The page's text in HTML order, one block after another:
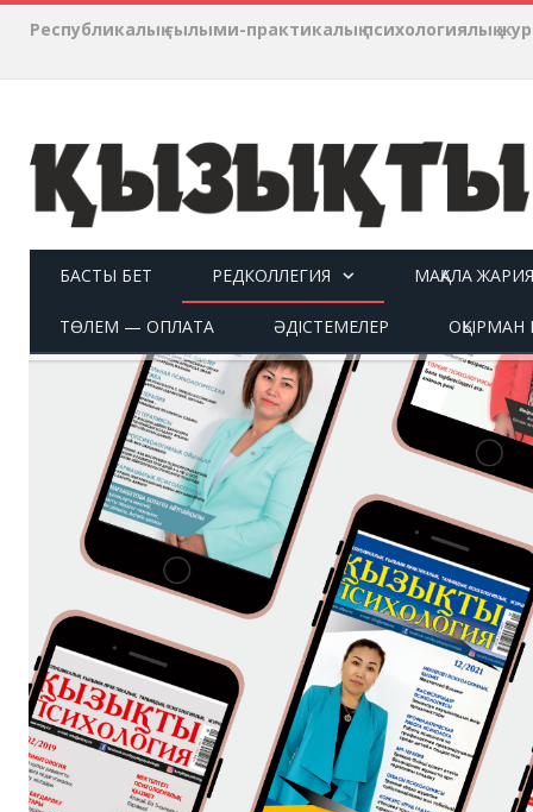
Республикалық ғылыми-практикалық психологиялық
БАСТЫ БЕТ РЕДКОЛЛЕГИЯ МАҚАЛА
ТӨЛЕМ — ОПЛАТА ӘДІСТЕМЕЛЕР ОҚЫРМАН